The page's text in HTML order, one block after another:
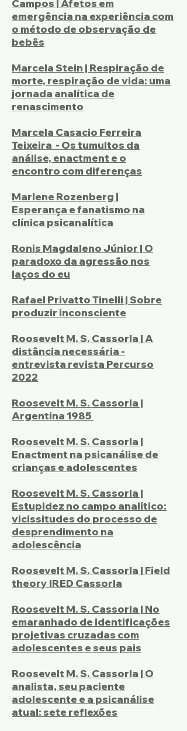
Campos | Afetos em
emergência na experiência com
o método de observação de
bebês
Marcela Stein | Respiração de
morte, respiração de vida: uma
jornada analítica de
renascimento
Marcela Casacio Ferreira
Teixeira - Os tumultos da
análise, enactment e o
encontro com diferenças
Marlene Rozenberg |
Esperança e fanatismo na
clínica psicanalítica
Ronis Magdaleno Júnior | O
paradoxo da agressão nos
laços do eu
Rafael Privatto Tinelli | Sobre
produzir inconsciente
Roosevelt M. S. Cassorla | A
distância necessária -
entrevista revista Percurso
2022
Roosevelt M. S. Cassorla |
Argentina 1985
Roosevelt M. S. Cassorla |
Enactment na psicanálise de
crianças e adolescentes
Roosevelt M. S. Cassorla |
Estupidez no campo analítico:
vicissitudes do processo de
desprendimento na
adolescência
Roosevelt M. S. Cassorla | Field
theory IRED Cassorla
Roosevelt M. S. Cassorla | No
emaranhado de identificações
projetivas cruzadas com
adolescentes e seus pais
Roosevelt M. S. Cassorla | O
analista, seu paciente
adolescente e a psicanálise
atual: sete reflexões